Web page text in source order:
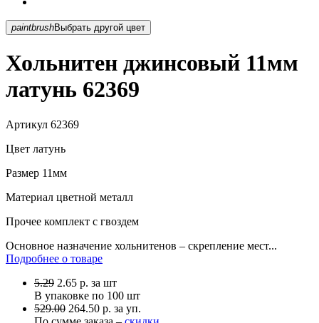
paintbrush Выбрать другой цвет
Хольнитен джинсовый 11мм
латунь 62369
Артикул 62369
Цвет латунь
Размер 11мм
Материал цветной металл
Прочее комплект с гвоздем
Основное назначение хольнитенов – скрепление мест...
Подробнее о товаре
5.29 2.65 р. за шт
В упаковке по 100 шт
529.00 264.50 р. за уп.